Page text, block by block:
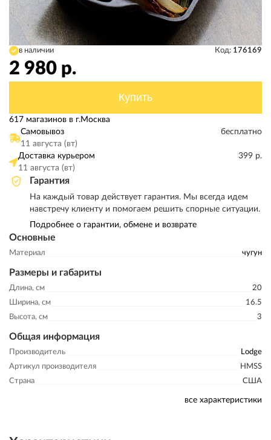
Основные
Материал чугун
Размеры и габариты
Длина, см
20
Ширина, см
16.5
Высота, см
3
Общая информация
Производитель
Lodge
Артикул производителя
HMSS
Страна
США
все характеристики
в наличии Код: 176169
2 980 р.
Купить
617 магазинов в г.Москва
Самовывоз
11 августа (вт)
бесплатно
Доставка курьером
11 августа (вт)
399 р.
Гарантия
На каждый товар действует гарантия. Мы всегда идем
навстречу клиенту и помогаем решить спорные ситуации.
Подробнее о гарантии, обмене и возврате